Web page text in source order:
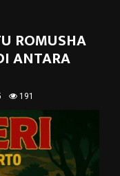
ROMUSHA
ANTARA
191